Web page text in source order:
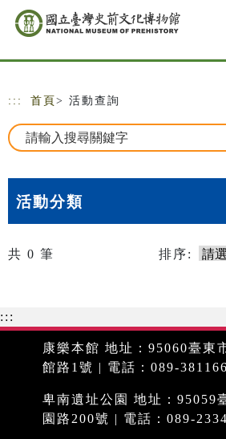
跳到主要內容
網站導覽
::: 首頁 > 活動查詢
活動分類
共 0 筆 排序:
:::
康樂本館 地址：95060臺東
館路1號 | 電話：089-381166
卑南遺址公園 地址：95059
園路200號 | 電話：089-